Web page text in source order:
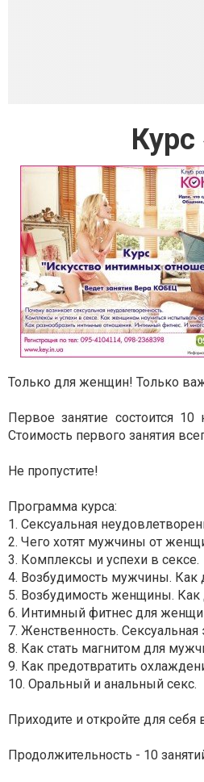
Только для женщин! Только
Первое занятие состоится
Стоимость первого занятия
Не пропустите!
Программа курса:
1. Сексуальная
2. Чего хотят мужчины от
3. Комплексы и успехи в сексе.
4. Возбудимость мужчины. Как
5. Возбудимость женщины. Как
6. Интимный фитнес для
7. Женственность. Сексуальная
8. Как стать магнитом для
9. Как предотвратить
10. Оральный и анальный секс.
Приходите и откройте для
Продолжительность - 10